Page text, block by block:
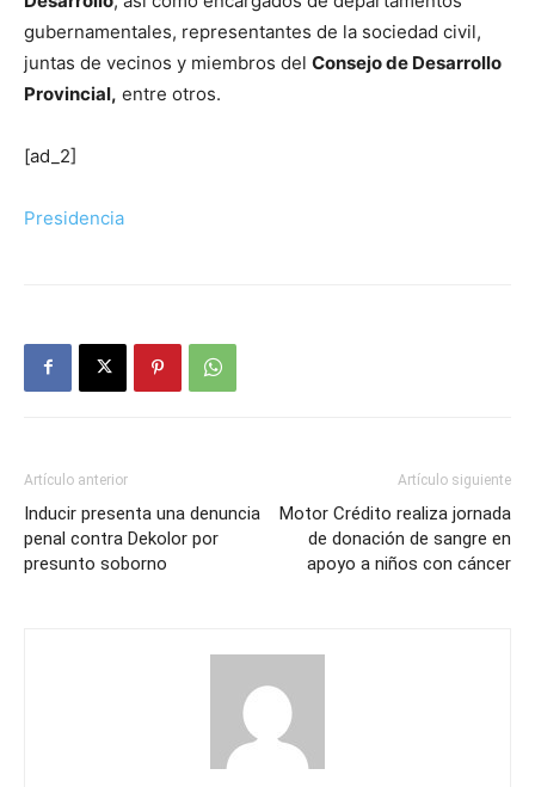
gubernamentales, representantes de la sociedad civil,
juntas de vecinos y miembros del Consejo de Desarrollo
Provincial, entre otros.
[ad_2]
Presidencia
Artículo anterior
Inducir presenta una denuncia
penal contra Dekolor por
presunto soborno
Artículo siguiente
Motor Crédito realiza jornada
de donación de sangre en
apoyo a niños con cáncer